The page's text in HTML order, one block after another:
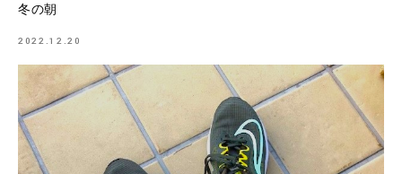
冬の朝
2022.12.20